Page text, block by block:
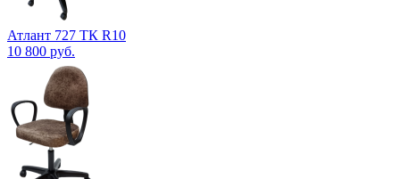
Атлант 727 ТК R10
10 800 руб.